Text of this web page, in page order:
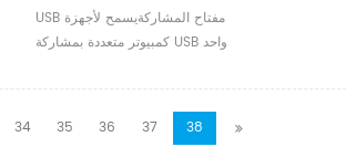
USB مفتاح المشاركةيسمح لأجهزة
كمبيوتر متعددة بمشاركة USB واحد
المحلية ، والكاميرا ، والقرص الصلب
المحمول ، والطابعة ، والماسح الضوئي
، والرسام ، متعدد الوظائف المعدات ،
34 35 36 37
38